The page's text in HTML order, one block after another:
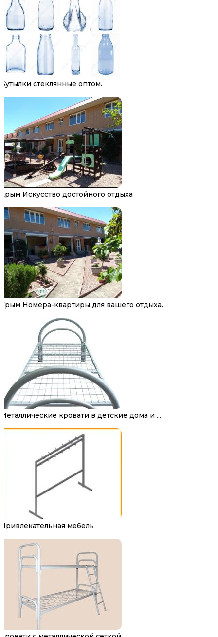
Бутылки стеклянные оптом.
Крым Искусство достойного отдыха
Крым Номера-квартиры для вашего отдыха.
Металлические кровати в детские дома и ...
Привлекательная мебель